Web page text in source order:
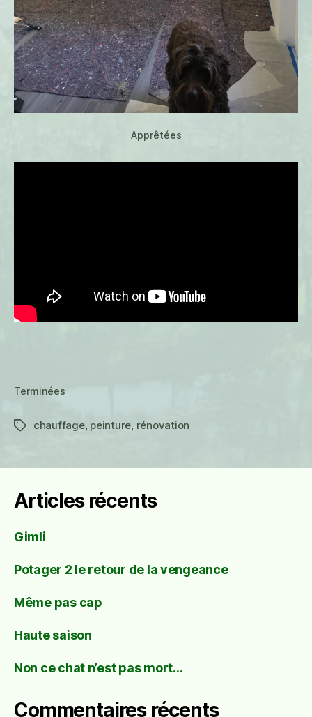
Apprêtées
Terminées
Étiquettes
chauffage, peinture rénovation
Articles récents
Gimli
Potager 2 le retour de la vengeance
Même pas cap
Haute saison
Non ce chat n’est pas mort…
Commentaires récents